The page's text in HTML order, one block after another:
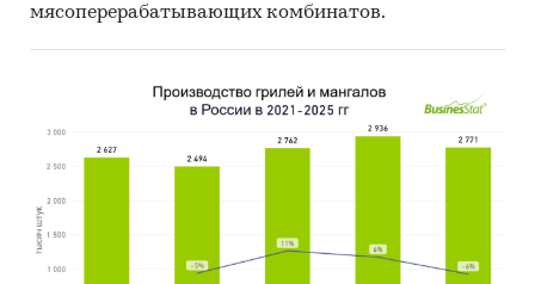
мясоперерабатывающих комбинатов.